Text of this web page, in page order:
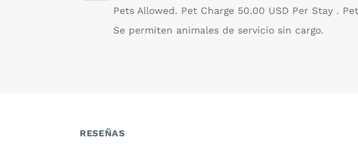
Pets Allowed. Pet Charge 50.00 USD Per Stay .
Se permiten animales de servicio sin cargo.
RESEÑAS